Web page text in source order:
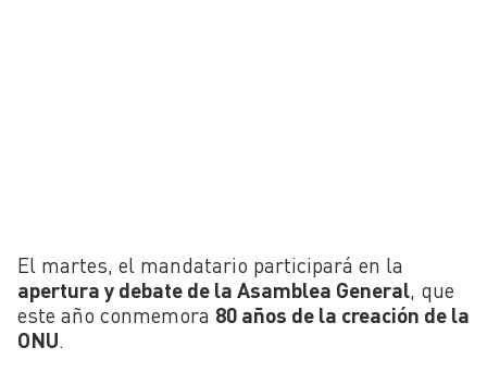
El martes, el mandatario participará en la
apertura y debate de la Asamblea General, que
este año conmemora 80 años de la creación de la
ONU.